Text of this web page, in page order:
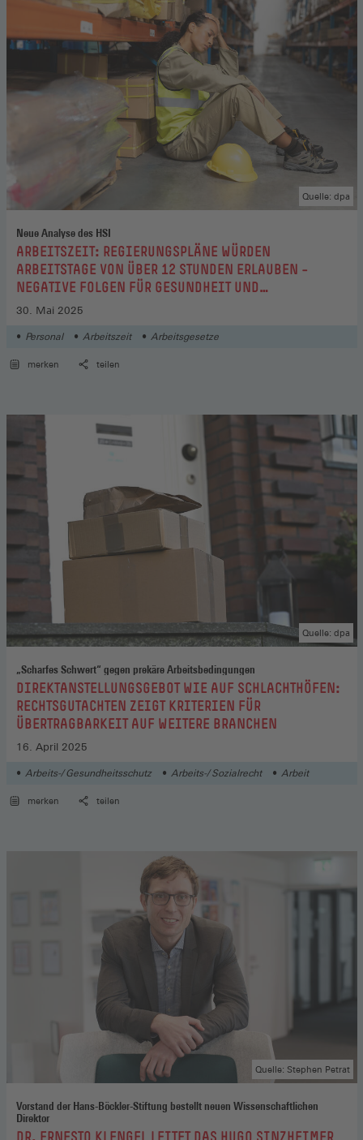
Neue Analyse des HSI
:ARBEITSZEIT: REGIERUNGSPLÄNE WÜRDEN
ARBEITSTAGE VON ÜBER 12 STUNDEN ERLAUBEN –
NEGATIVE FOLGEN FÜR GESUNDHEIT UND
VEREINBARKEIT
Quelle: dpa
30. Mai 2025
Personal Arbeitszeit Arbeitsgesetze
merken teilen
„Scharfes Schwert“ gegen prekäre Arbeitsbedingungen
:DIREKTANSTELLUNGSGEBOT WIE AUF SCHLACHTHÖFEN:
RECHTSGUTACHTEN ZEIGT KRITERIEN FÜR
ÜBERTRAGBARKEIT AUF WEITERE BRANCHEN
Quelle: dpa
16. April 2025
Arbeits-/ Gesundheitsschutz Arbeits-/ Sozialrecht Arbeit
merken teilen
Vorstand der Hans-Böckler-Stiftung bestellt neuen Wissenschaftlichen
Direktor
:DR. ERNESTO KLENGEL LEITET DAS HUGO SINZHEIMER
Quelle: Stephen Petrat